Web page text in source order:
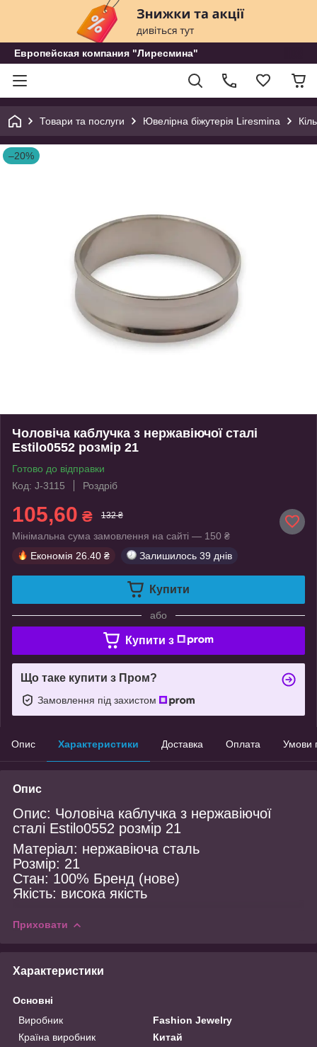
Европейская компания "Лиресмина"
Товари та послуги Ювелірна біжутерія Liresmina
–20%
Чоловіча каблучка з нержавіючої сталі
Estilo0552 розмір 21
Готово до відправки
Код: J-3115
Роздріб
105,60 ₴ 132 ₴
Мінімальна сума замовлення на сайті — 150 ₴
Економія 26.40 ₴ Залишилось 39 днів
Купити
або
Купити з
Що таке купити з Пром?
Замовлення під захистом
Опис Характеристики Доставка Оплата Умови
Опис
Опис: Чоловіча каблучка з нержавіючої
сталі Estilo0552 розмір 21
Матеріал: нержавіюча сталь
Розмір: 21
Стан: 100% Бренд (нове)
Якість: висока якість
Приховати
Характеристики
Основні
Виробник
Fashion Jewelry
Країна виробник
Китай